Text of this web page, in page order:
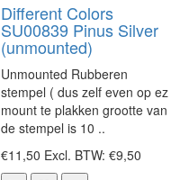
Different Colors
SU00839 Pinus Silver
(unmounted)
Unmounted Rubberen
stempel ( dus zelf even op ez
mount te plakken grootte van
de stempel is 10 ..
€11,50 Excl. BTW: €9,50